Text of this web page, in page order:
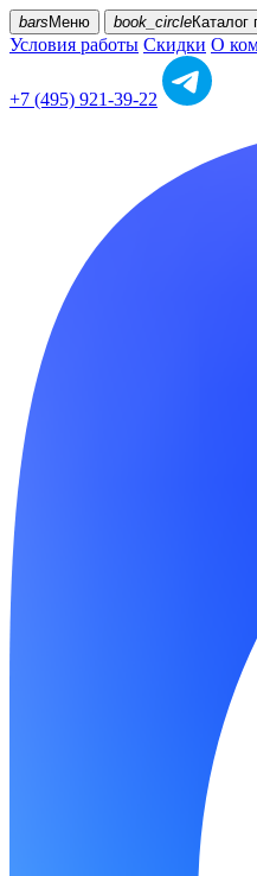
bars Меню book_circleКаталог
Условия работы Скидки О
+7 (495) 921-39-22